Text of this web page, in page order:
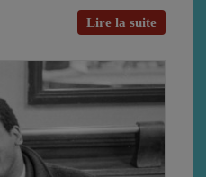
Lire la suite